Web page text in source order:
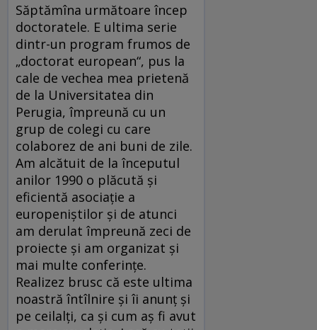
Săptămîna următoare încep
doctoratele. E ultima serie
dintr-un program frumos de
„doctorat european“, pus la
cale de vechea mea prietenă
de la Universitatea din
Perugia, împreună cu un
grup de colegi cu care
colaborez de ani buni de zile.
Am alcătuit de la începutul
anilor 1990 o plăcută şi
eficientă asociaţie a
europeniştilor şi de atunci
am derulat împreună zeci de
proiecte şi am organizat şi
mai multe conferinţe.
Realizez brusc că este ultima
noastră întîlnire şi îi anunţ şi
pe ceilalţi, ca şi cum aş fi avut